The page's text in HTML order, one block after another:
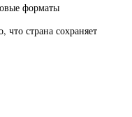
форматы
страна сохраняет